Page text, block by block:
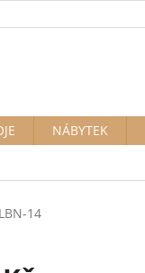
NÁBYTEK
LBN-14